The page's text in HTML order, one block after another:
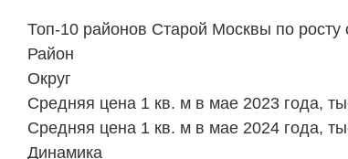
Топ-10 районов Старой Москвы по росту
Район
Округ
Средняя цена 1 кв. м в мае 2023 года,
Средняя цена 1 кв. м в мае 2024 года,
Динамика